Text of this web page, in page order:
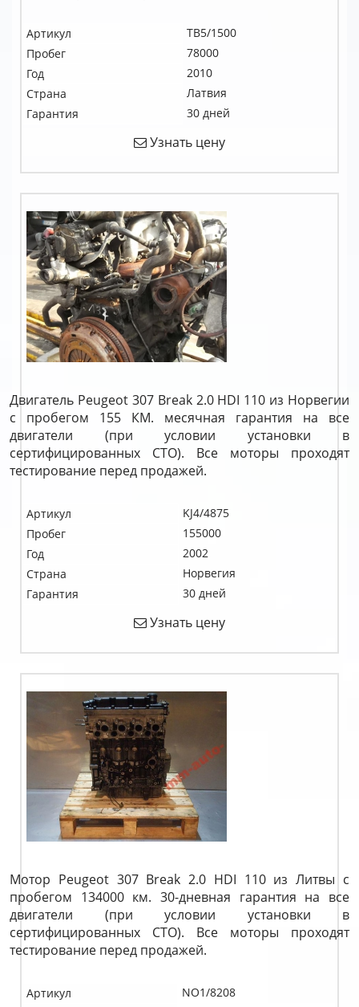
Артикул
TB5/1500
Пробег
78000
Год
2010
Страна
Латвия
Гарантия
30 дней
Узнать цену
Двигатель Peugeot 307 Break 2.0 HDI 110 из Норвегии
с пробегом 155 КМ. месячная гарантия на все
двигатели (при условии установки в
сертифицированных СТО). Все моторы проходят
тестирование перед продажей.
Артикул
KJ4/4875
Пробег
155000
Год
2002
Страна
Норвегия
Гарантия
30 дней
Узнать цену
Мотор Peugeot 307 Break 2.0 HDI 110 из Литвы с
пробегом 134000 км. 30-дневная гарантия на все
двигатели (при условии установки в
сертифицированных СТО). Все моторы проходят
тестирование перед продажей.
Артикул
NO1/8208